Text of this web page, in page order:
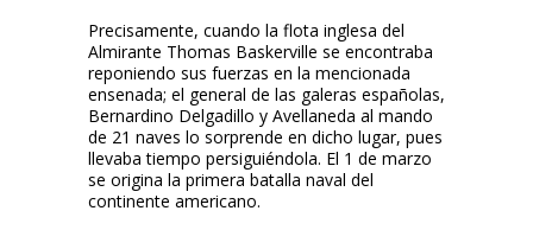
Precisamente, cuando la flota inglesa del
Almirante Thomas Baskerville se encontraba
reponiendo sus fuerzas en la mencionada
ensenada; el general de las galeras españolas,
Bernardino Delgadillo y Avellaneda al mando
de 21 naves lo sorprende en dicho lugar, pues
llevaba tiempo persiguiéndola. El 1 de marzo
se origina la primera batalla naval del
continente americano.